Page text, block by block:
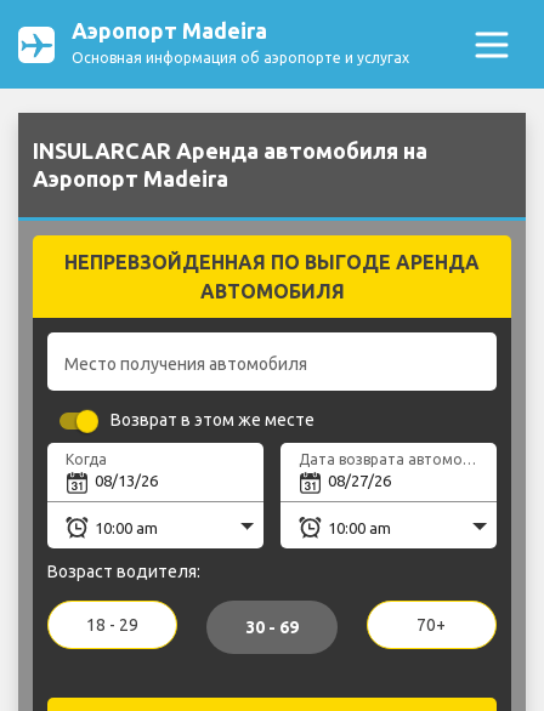
Аэропорт Madeira
Основная информация об аэропорте и услугах
INSULARCAR Аренда автомобиля на
Аэропорт Madeira
НЕПРЕВЗОЙДЕННАЯ ПО ВЫГОДЕ АРЕНДА
АВТОМОБИЛЯ
Место получения автомобиля
Возврат в этом же месте
Когда Дата возврата автомобиля
Возраст водителя:
18 - 29 30 - 69 70+